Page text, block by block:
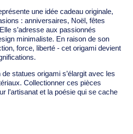
une idée cadeau originale,
: anniversaires, Noël, fêtes
s’adresse aux passionnés
minimaliste. En raison de son
force, liberté - cet origami devient
statues origami s’élargit avec les
Collectionner ces pièces
l’artisanat et la poésie qui se cache